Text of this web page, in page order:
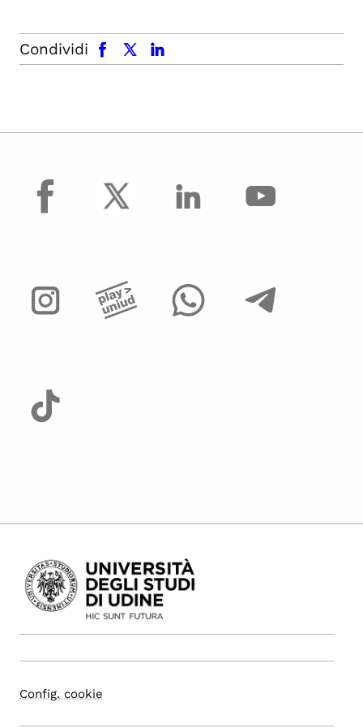
Condividi
facebook x.com linkedin
facebook
Config. cookie